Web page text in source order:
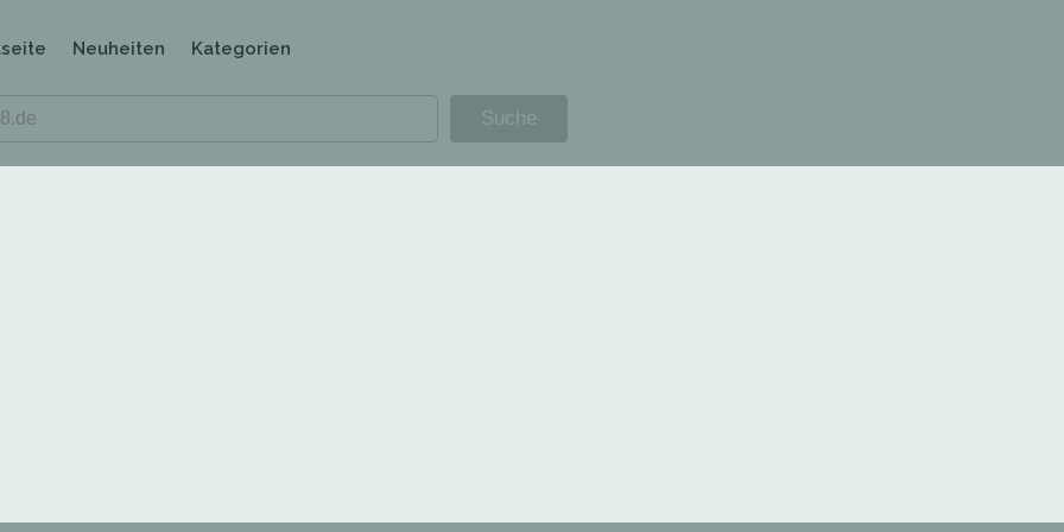
Neuheiten Kategorien